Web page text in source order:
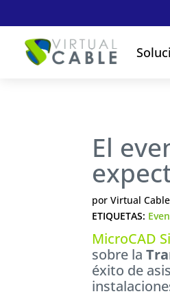
El
porVirtual
ETIQUETAS:
MicroCAD
sobre la
éxito de